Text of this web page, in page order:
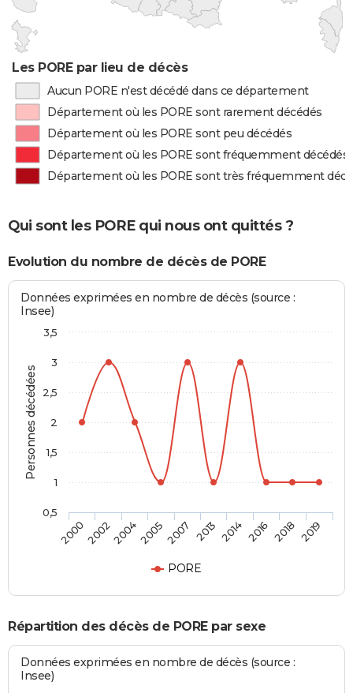
Les PORE par lieu de décès
Aucun PORE n'est décédé dans ce département
Département où les PORE sont rarement décédés
Département où les PORE sont peu décédés
Département où les PORE sont fréquemment décédés
Département où les PORE sont très fréquemment
Qui sont les PORE qui nous ont quittés ?
Evolution du nombre de décès de PORE
Personnes décédées
Données exprimées en nombre de décès (source :
Insee)
PORE
20002002200420052007 2013 2014 2016 2018 2019
0,5
1
1,5
2
2,5
3
3,5
Répartition des décès de PORE par sexe
Données exprimées en nombre de décès (source :
Insee)